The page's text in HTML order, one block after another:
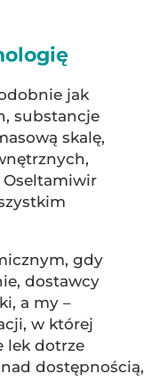
jak
substancje
skalę,
Oseltamiwir
gdy
dostawcy
a my –
w której
lek dotrze
dostępnością,